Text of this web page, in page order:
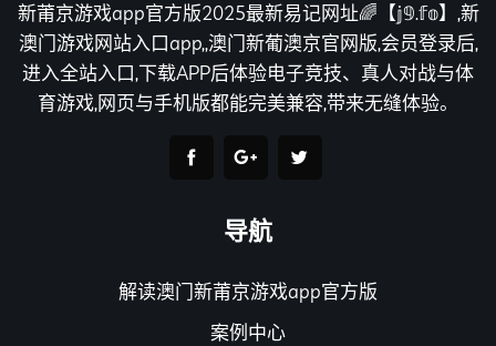
新莆京游戏app官方版2025最新易记网址🌈【𝕛𝟡.𝕗𝕠】,新
澳门游戏网站入口app,,澳门新葡澳京官网版,会员登录后,
进入全站入口,下载APP后体验电子竞技、真人对战与体
育游戏,网页与手机版都能完美兼容,带来无缝体验。
导航
解读澳门新莆京游戏app官方版
案例中心